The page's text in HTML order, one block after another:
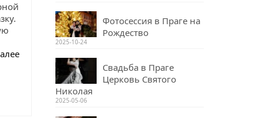
Фотосессия в Праге на
Рождество
2025-10-24
Свадьба в Праге
Церковь Святого
Николая
2025-05-06